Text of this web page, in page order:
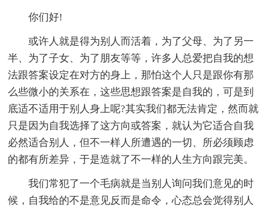
你们好!
或许人就是得为别人而活着，为了父母、为了另一
半、为了子女、为了朋友等等，许多人总爱把自我的想
法跟答案设定在对方的身上，那怕这个人只是跟你有那
么些微小的关系在，这些思想跟答案是自我的，可是到
底适不适用于别人身上呢?其实我们都无法肯定，然而就
只是因为自我选择了这方向或答案，就认为它适合自我
必然适合别人，但不一样人所遭遇的一切、所必须顾虑
的都有所差异，于是造就了不一样的人生方向跟完美。
我们常犯了一个毛病就是当别人询问我们意见的时
候，自我给的不是意见反而是命令，心态总会觉得别人